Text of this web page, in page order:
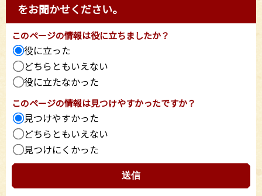
をお聞かせください。
このページの情報は役に立ちましたか？
役に立った
どちらともいえない
役に立たなかった
このページの情報は見つけやすかったですか？
見つけやすかった
どちらともいえない
見つけにくかった